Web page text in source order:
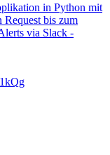
in Python mit
Request bis zum
via Slack -